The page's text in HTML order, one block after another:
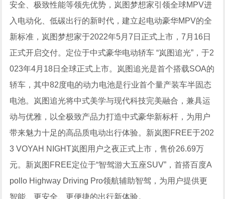
安全、极致性能等领先优势，岚图梦想家引领全球MPV进
入电动化、低碳出行的新时代，建立起电动豪华MPV的全
新标准，岚图梦想家于2022年5月7日正式上市，7月16日
正式开启交付。定位于中式豪华电动轿车 “岚图追光”，于2
023年4月18日全球正式上市。岚图追光是首个搭载SOA的
轿车，其中82度电的动力电池是行业首个量产装车半固态
电池。岚图追光将中式美学与现代科技完美融合，兼具运
动与优雅，以全极致产品力打造中式豪华新标杆，为用户
带来魅力十足的高品质电动出行体验。新岚图FREE于202
3 VOYAH NIGHT岚图用户之夜正式上市，售价26.69万
元。新岚图FREE定位于“智驾游大五座SUV”，首搭百度A
pollo Highway Driving Pro领航辅助智驾，为用户提供更
智能、更安全、更便捷的出行新体验。